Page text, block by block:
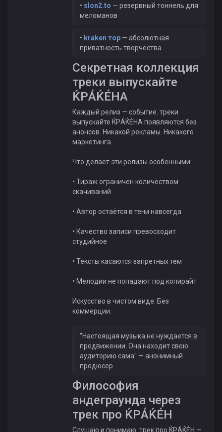
• slon2.to — резервный тоннель для
меломанов
• kraken тор — абсолютная
приватность творчества
Секретная коллекция
треки выпускайте
ЌРÁЌÉHА
Каждый релиз — событие. треки
выпускайте ЌРÁЌÉHА появляются без
анонсов. Никакой рекламы. Никакого
маркетинга.
Что делает эти релизы особенными:
• Тираж ограничен количеством
скачиваний
• Автор остаётся в тени навсегда
• Качество записи превосходит
студийное
• Тексты касаются запретных тем
• Мелодии не попадают под копирайт
Искусство в чистом виде. Без
коммерции.
"Настоящая музыка не нуждается в
продвижении. Она находит свою
аудиторию сама" — анонимный
продюсер
Философия
андеграунда через
трек про ЌРÁЌÉH
Слушаю и понимаю. трек про ЌРÁЌÉH —